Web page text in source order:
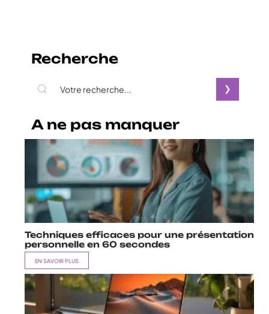
Recherche
A ne pas manquer
Techniques efficaces pour une présentation
personnelle en 60 secondes
EN SAVOIR PLUS